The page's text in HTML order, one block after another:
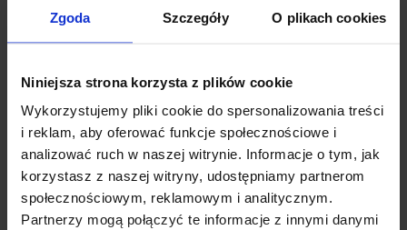
Zgoda Szczegóły O plikach cookies
Niniejsza strona korzysta z plików cookie
Wykorzystujemy pliki cookie do spersonalizowania treści
i reklam, aby oferować funkcje społecznościowe i
analizować ruch w naszej witrynie. Informacje o tym, jak
korzystasz z naszej witryny, udostępniamy partnerom
społecznościowym, reklamowym i analitycznym.
Partnerzy mogą połączyć te informacje z innymi danymi
HYUNDAI
relingami (2001 -> 2010)
KIA
relingami (2002 -> 2009)
LAND ROVER
Freelander 5d SUV z
relingami (1998 -> 2006)
MITSUBISHI
Space Star z relingami
(1999 -> 2005)